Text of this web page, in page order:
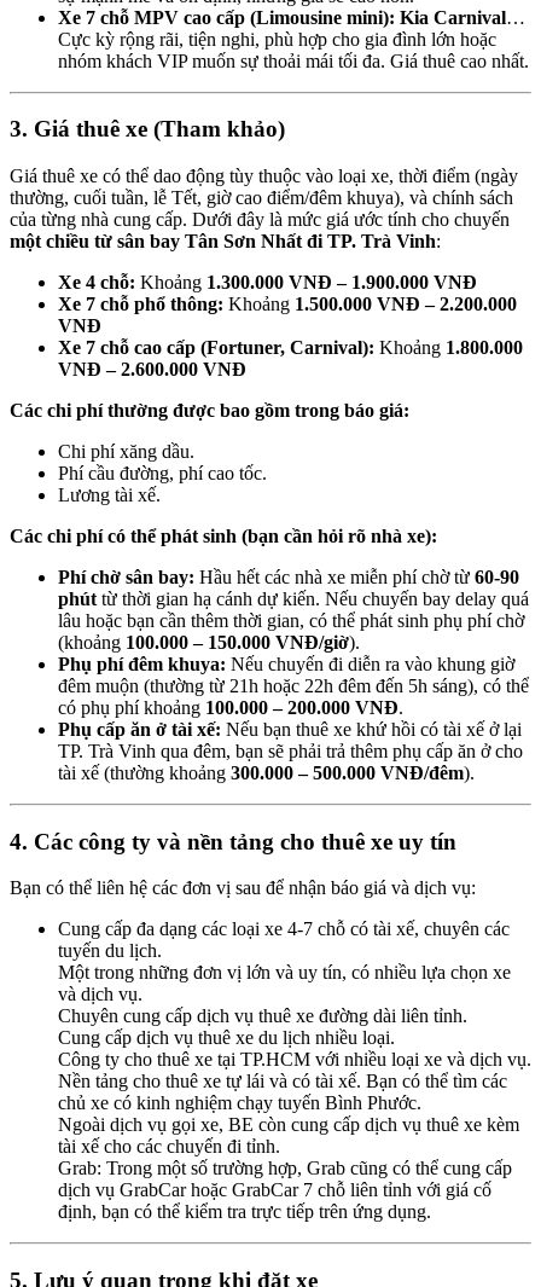
Xe 7 chỗ MPV cao cấp (Limousine mini): Kia Carnival…
Cực kỳ rộng rãi, tiện nghi, phù hợp cho gia đình lớn hoặc
nhóm khách VIP muốn sự thoải mái tối đa. Giá thuê cao nhất.
3. Giá thuê xe (Tham khảo)
Giá thuê xe có thể dao động tùy thuộc vào loại xe, thời điểm (ngày
thường, cuối tuần, lễ Tết, giờ cao điểm/đêm khuya), và chính sách
của từng nhà cung cấp. Dưới đây là mức giá ước tính cho chuyến
một chiều từ sân bay Tân Sơn Nhất đi TP. Trà Vinh:
Xe 4 chỗ: Khoảng 1.300.000 VNĐ – 1.900.000 VNĐ
Xe 7 chỗ phổ thông: Khoảng 1.500.000 VNĐ – 2.200.000
VNĐ
Xe 7 chỗ cao cấp (Fortuner, Carnival): Khoảng 1.800.000
VNĐ – 2.600.000 VNĐ
Các chi phí thường được bao gồm trong báo giá:
Chi phí xăng dầu.
Phí cầu đường, phí cao tốc.
Lương tài xế.
Các chi phí có thể phát sinh (bạn cần hỏi rõ nhà xe):
Phí chờ sân bay: Hầu hết các nhà xe miễn phí chờ từ 60-90
phút từ thời gian hạ cánh dự kiến. Nếu chuyến bay delay quá
lâu hoặc bạn cần thêm thời gian, có thể phát sinh phụ phí chờ
(khoảng 100.000 – 150.000 VNĐ/giờ).
Phụ phí đêm khuya: Nếu chuyến đi diễn ra vào khung giờ
đêm muộn (thường từ 21h hoặc 22h đêm đến 5h sáng), có thể
có phụ phí khoảng 100.000 – 200.000 VNĐ.
Phụ cấp ăn ở tài xế: Nếu bạn thuê xe khứ hồi có tài xế ở lại
TP. Trà Vinh qua đêm, bạn sẽ phải trả thêm phụ cấp ăn ở cho
tài xế (thường khoảng 300.000 – 500.000 VNĐ/đêm).
4. Các công ty và nền tảng cho thuê xe uy tín
Bạn có thể liên hệ các đơn vị sau để nhận báo giá và dịch vụ:
Cung cấp đa dạng các loại xe 4-7 chỗ có tài xế, chuyên các
tuyến du lịch.
Một trong những đơn vị lớn và uy tín, có nhiều lựa chọn xe
và dịch vụ.
Chuyên cung cấp dịch vụ thuê xe đường dài liên tỉnh.
Cung cấp dịch vụ thuê xe du lịch nhiều loại.
Công ty cho thuê xe tại TP.HCM với nhiều loại xe và dịch vụ.
Nền tảng cho thuê xe tự lái và có tài xế. Bạn có thể tìm các
chủ xe có kinh nghiệm chạy tuyến Bình Phước.
Ngoài dịch vụ gọi xe, BE còn cung cấp dịch vụ thuê xe kèm
tài xế cho các chuyến đi tỉnh.
Grab: Trong một số trường hợp, Grab cũng có thể cung cấp
dịch vụ GrabCar hoặc GrabCar 7 chỗ liên tỉnh với giá cố
định, bạn có thể kiểm tra trực tiếp trên ứng dụng.
5. Lưu ý quan trọng khi đặt xe